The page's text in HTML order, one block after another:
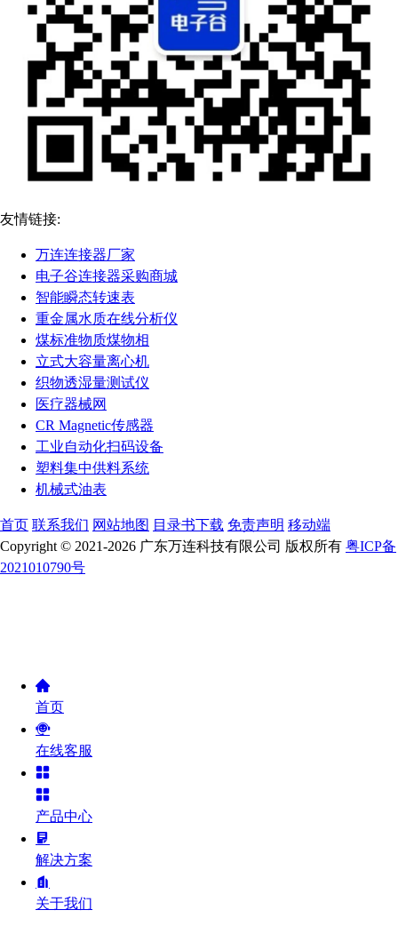
友情链接:
万连连接器厂家
电子谷连接器采购商城
智能瞬态转速表
重金属水质在线分析仪
煤标准物质煤物相
立式大容量离心机
织物透湿量测试仪
医疗器械网
CR Magnetic传感器
工业自动化扫码设备
塑料集中供料系统
机械式油表
首页 联系我们 网站地图 目录书下载 免责声明 移动端
Copyright © 2021-2026 广东万连科技有限公司 版权所有 粤ICP备
2021010790号
首页
在线客服
产品中心
解决方案
关于我们